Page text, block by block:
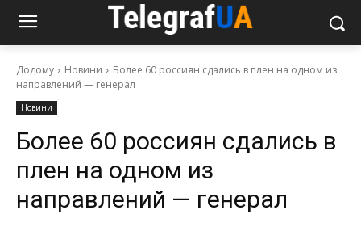
Додому Новини
Более 60 россиян сдались в плен на одном из
направлений — генерал
Новини
Более 60 россиян сдались в
плен на одном из
направлений — генерал